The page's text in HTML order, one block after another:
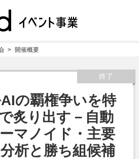
開催概要
終了
の覇権争いを特
炙り出す－自動
マノイド・主要
析と勝ち組候補